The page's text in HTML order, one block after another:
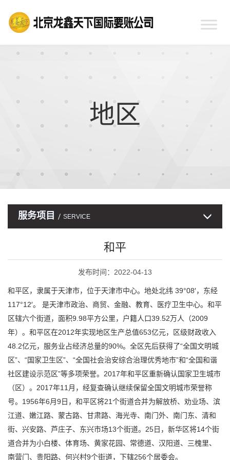
地区
服务项目 SERVICE
和平
发布时间：2022-04-13
和平区，隶属于天津市，位于天津市中心。地处北纬 39°08′，东经
117°12′。 是天津市政治、商贸、金融、教育、医疗卫生中心。和平
区辖六个街道，面积9.98平方公里，户籍人口39.52万人（2009
年）。和平区在2012年实现地区生产总值653亿元，区级财政收入
48.2亿元，服务业占经济总量的90%。全区先后获得了“全国文明城
区”、“国家卫生区”、“全国社会治安综合治理优秀地市”和“全国和谐
社区建设示范区”等多项荣誉。2017年和平区重新确认国家卫生城市
（区）。2017年11月，经复查确认继续保留全国文明城市荣誉称
号。1956年6月9日，和平区将21个街道合并为解放桥、劝业场、滨
江道、嫩江路、蒙古路、甘肃路、海光寺、南门外、南门东、清和
街、兴安路、芦庄子、东兴市场13个街道。25日，新华区将14个街
道合并为小白楼、体育场、黄家花园、常德道、汉阳道、三槐里、
南营门、贵阳路、何兴村9个街道，下辖256个居委会。